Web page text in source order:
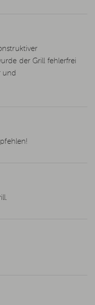
der Grill fehlerfrei
und